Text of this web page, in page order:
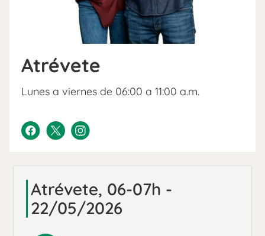
Atrévete
Lunes a viernes de 06:00 a 11:00 a.m.
Atrévete, 06-07h -
22/05/2026